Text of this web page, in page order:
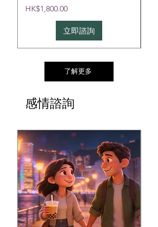
價格
HK$1,800.00
立即諮詢
了解更多
感情諮詢